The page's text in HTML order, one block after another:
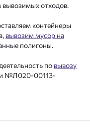
отходов.
контейнеры
вывозим мусор на
полигоны.
по вывозу
№Л020-00113-